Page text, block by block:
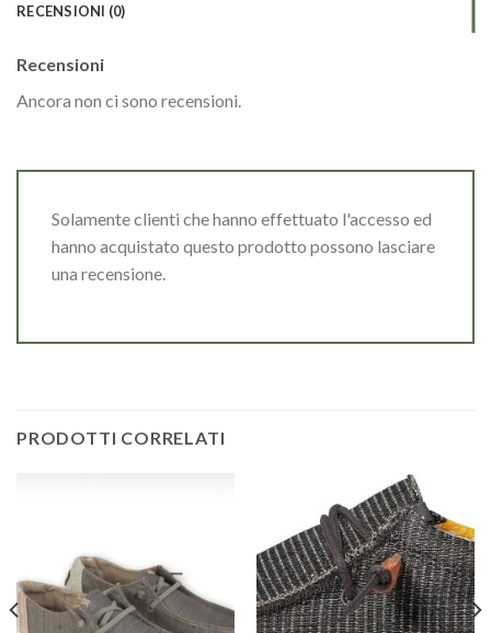
RECENSIONI (0)
Recensioni
Ancora non ci sono recensioni.
Solamente clienti che hanno effettuato l'accesso ed
hanno acquistato questo prodotto possono lasciare
una recensione.
PRODOTTI CORRELATI